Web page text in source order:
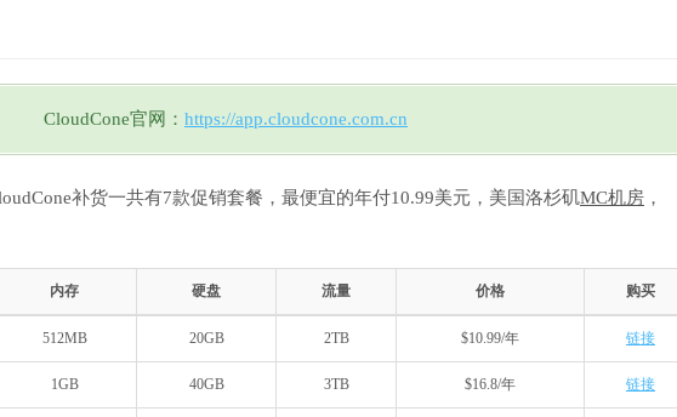
CloudCone官网： https://app.cloudcone.com.cn
补货一共有7款促销套餐，最便宜的年付10.99美元，美国洛杉矶MC机房 ，
内存 硬盘 流量 价格 购买
512MB 20GB 2TB $10.99/年 链接
1GB 40GB 3TB $16.8/年 链接